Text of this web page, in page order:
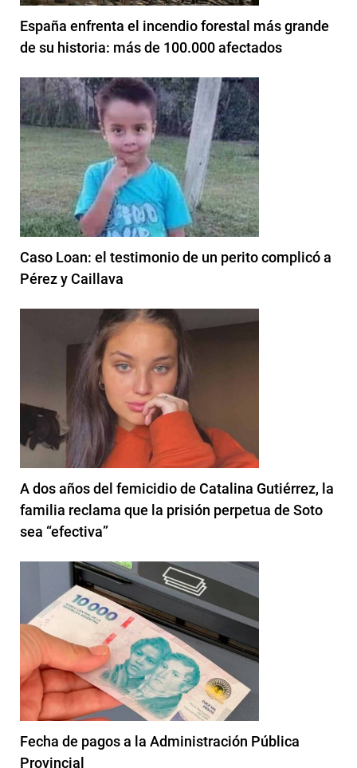
España enfrenta el incendio forestal más grande
de su historia: más de 100.000 afectados
Caso Loan: el testimonio de un perito complicó a
Pérez y Caillava
A dos años del femicidio de Catalina Gutiérrez, la
familia reclama que la prisión perpetua de Soto
sea “efectiva”
Fecha de pagos a la Administración Pública
Provincial